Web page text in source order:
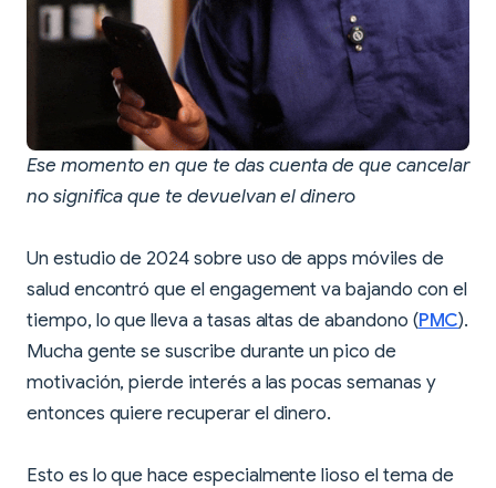
Ese momento en que te das cuenta de que cancelar
no significa que te devuelvan el dinero
Un estudio de 2024 sobre uso de apps móviles de
salud encontró que el engagement va bajando con el
tiempo, lo que lleva a tasas altas de abandono (PMC).
Mucha gente se suscribe durante un pico de
motivación, pierde interés a las pocas semanas y
entonces quiere recuperar el dinero.
Esto es lo que hace especialmente lioso el tema de